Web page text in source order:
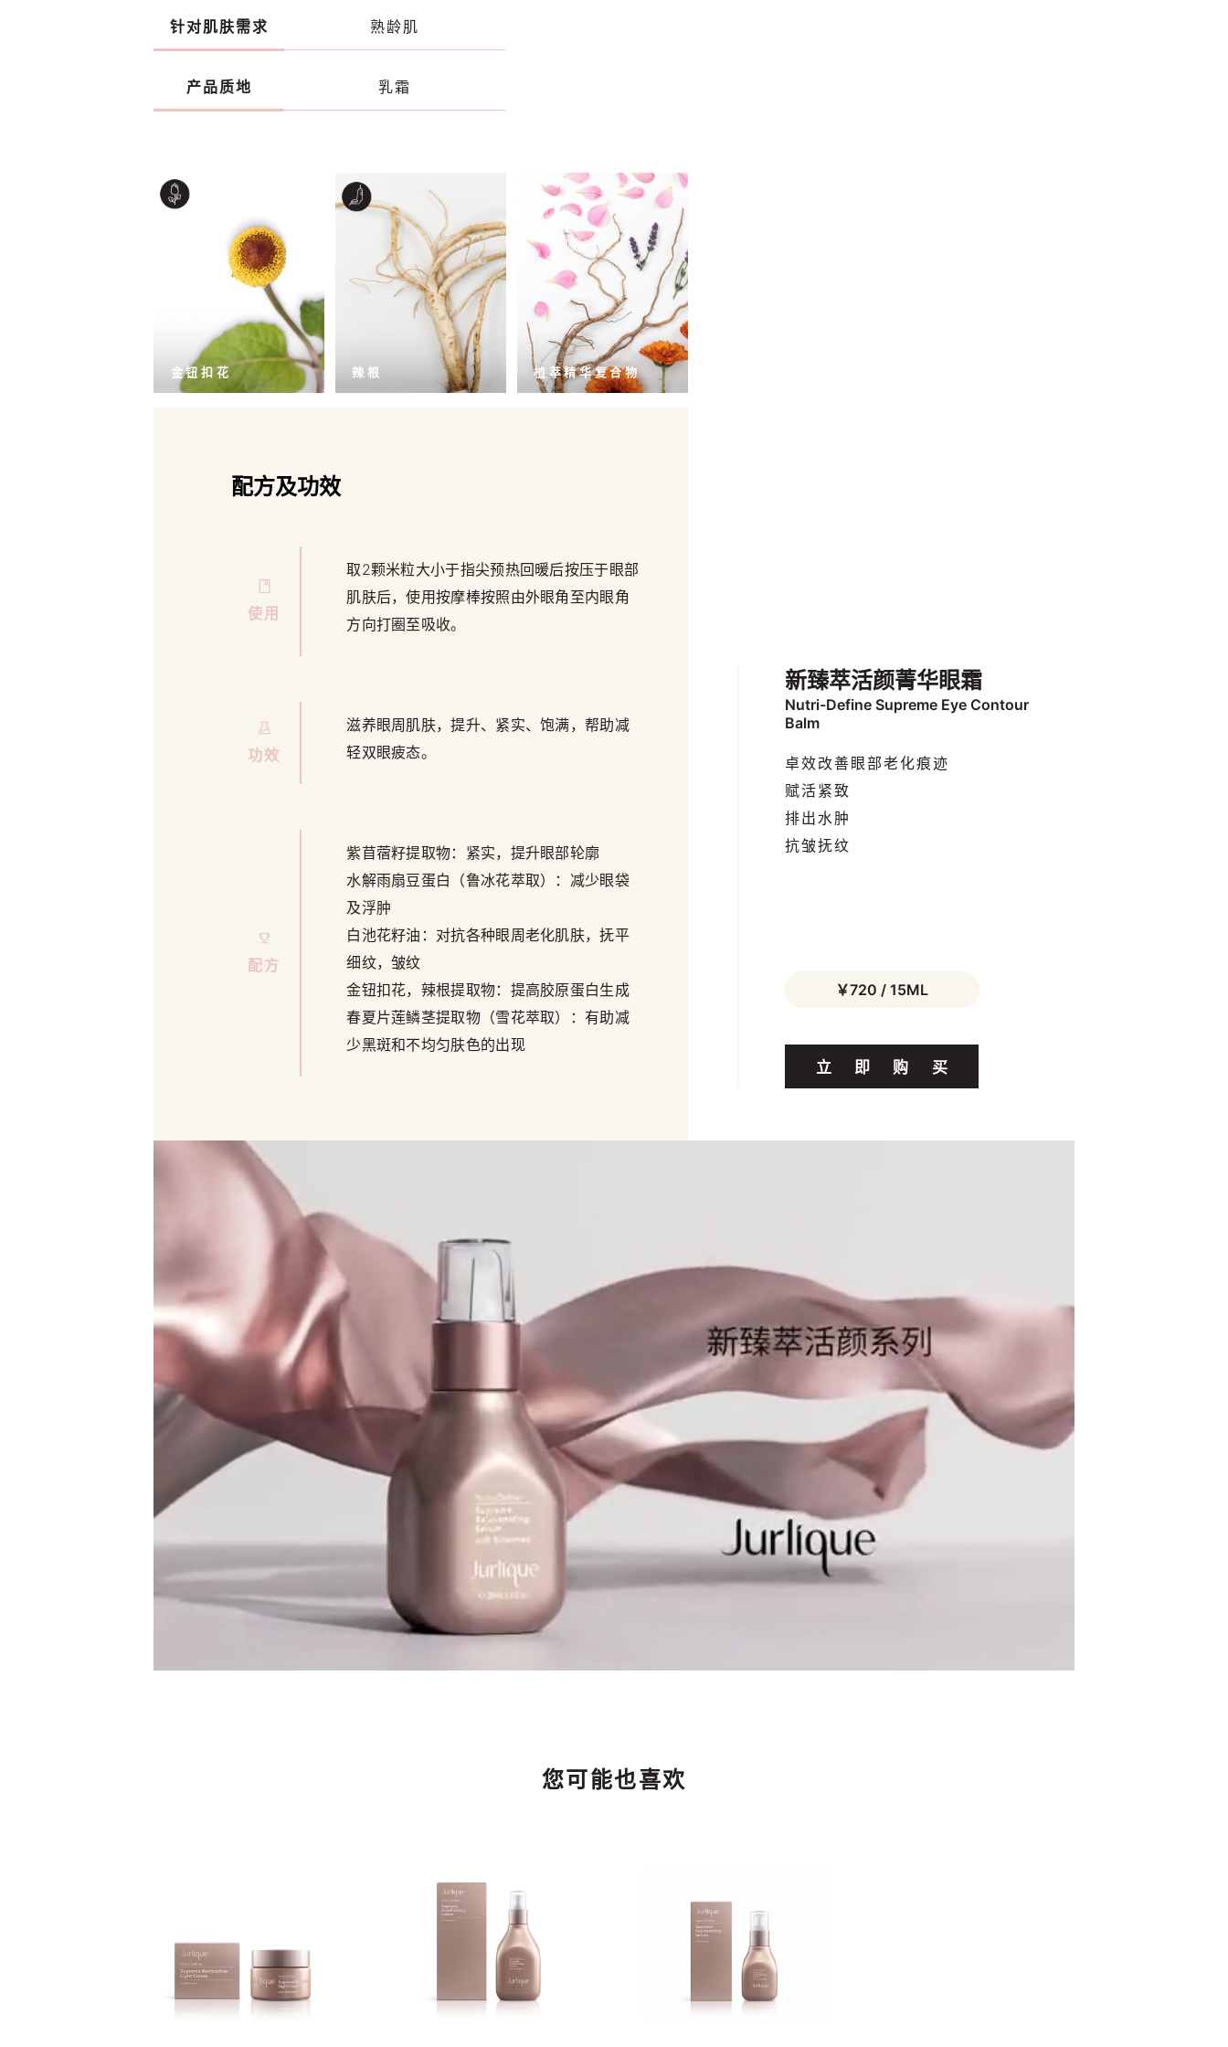
新臻萃活颜菁华眼霜
Nutri-Define Supreme Eye Contour
Balm
卓效改善眼部老化痕迹
赋活紧致
排出水肿
抗皱抚纹
￥720 / 15ML
立 即 购 买
针对肌肤需求 熟龄肌
产品质地 乳霜
金钮扣花 辣根 植萃精华复合物
配方及功效
使用
取2颗米粒大小于指尖预热回暖后按压于眼部
肌肤后，使用按摩棒按照由外眼角至内眼角
方向打圈至吸收。
功效
滋养眼周肌肤，提升、紧实、饱满，帮助减
轻双眼疲态。
配方
紫苜蓿籽提取物：紧实，提升眼部轮廓
水解雨扇豆蛋白（鲁冰花萃取）：减少眼袋
及浮肿
白池花籽油：对抗各种眼周老化肌肤，抚平
细纹，皱纹
金钮扣花，辣根提取物：提高胶原蛋白生成
春夏片莲鳞茎提取物（雪花萃取）：有助减
少黑斑和不均匀肤色的出现
您可能也喜欢